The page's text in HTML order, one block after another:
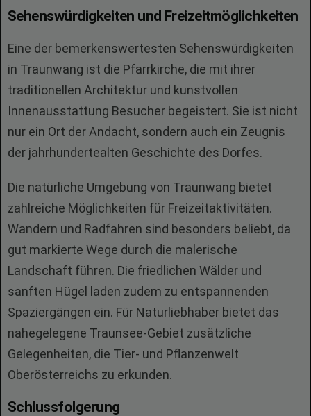
Sehenswürdigkeiten und Freizeitmöglichkeiten
Eine der bemerkenswertesten Sehenswürdigkeiten
in Traunwang ist die Pfarrkirche, die mit ihrer
traditionellen Architektur und kunstvollen
Innenausstattung Besucher begeistert. Sie ist nicht
nur ein Ort der Andacht, sondern auch ein Zeugnis
der jahrhundertealten Geschichte des Dorfes.
Die natürliche Umgebung von Traunwang bietet
zahlreiche Möglichkeiten für Freizeitaktivitäten.
Wandern und Radfahren sind besonders beliebt, da
gut markierte Wege durch die malerische
Landschaft führen. Die friedlichen Wälder und
sanften Hügel laden zudem zu entspannenden
Spaziergängen ein. Für Naturliebhaber bietet das
nahegelegene Traunsee-Gebiet zusätzliche
Gelegenheiten, die Tier- und Pflanzenwelt
Oberösterreichs zu erkunden.
Schlussfolgerung